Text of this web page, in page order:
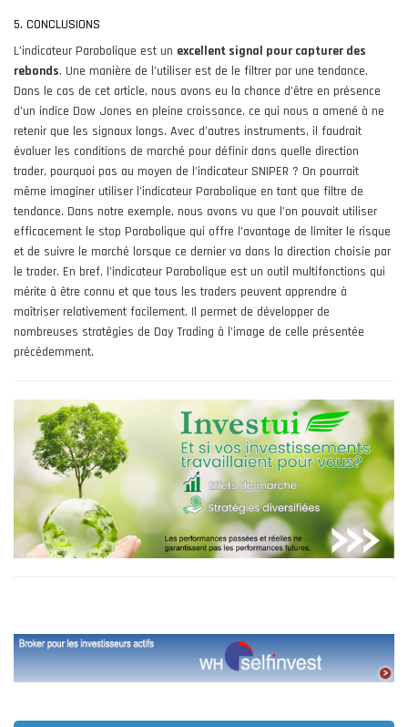
5. CONCLUSIONS
L’indicateur Parabolique est un excellent signal pour capturer des
rebonds. Une manière de l’utiliser est de le filtrer par une tendance.
Dans le cas de cet article, nous avons eu la chance d’être en présence
d’un indice Dow Jones en pleine croissance, ce qui nous a amené à ne
retenir que les signaux longs. Avec d’autres instruments, il faudrait
évaluer les conditions de marché pour définir dans quelle direction
trader, pourquoi pas au moyen de l’indicateur SNIPER ? On pourrait
même imaginer utiliser l’indicateur Parabolique en tant que filtre de
tendance. Dans notre exemple, nous avons vu que l’on pouvait utiliser
efficacement le stop Parabolique qui offre l’avantage de limiter le risque
et de suivre le marché lorsque ce dernier va dans la direction choisie par
le trader. En bref, l’indicateur Parabolique est un outil multifonctions qui
mérite à être connu et que tous les traders peuvent apprendre à
maîtriser relativement facilement. Il permet de développer de
nombreuses stratégies de Day Trading à l’image de celle présentée
précédemment.